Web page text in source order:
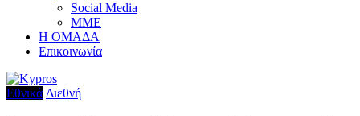
Social Media
ΜΜΕ
Η ΟΜΑΔΑ
Επικοινωνία
Εθνικά Διεθνή